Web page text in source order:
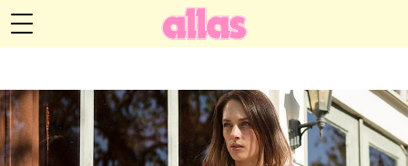
Hälsa
Anna María Larssons blogg